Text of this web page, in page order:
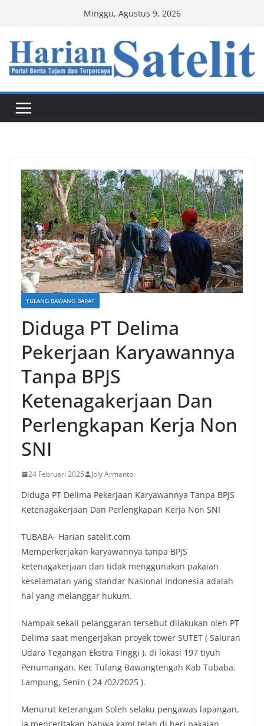
content
Minggu, Agustus 9, 2026
TULANG BAWANG BARAT
Diduga PT Delima
Pekerjaan Karyawannya
Tanpa BPJS
Ketenagakerjaan Dan
Perlengkapan Kerja Non
SNI
24 Februari 2025 Joly Armanto
Diduga PT Delima Pekerjaan Karyawannya Tanpa BPJS
Ketenagakerjaan Dan Perlengkapan Kerja Non SNI
TUBABA- Harian satelit.com
Memperkerjakan karyawannya tanpa BPJS
ketenagakerjaan dan tidak menggunakan pakaian
keselamatan yang standar Nasional Indonesia adalah
hal yang melanggar hukum.
Nampak sekali pelanggaran tersebut dilakukan oleh PT
Delima saat mengerjakan proyek tower SUTET ( Saluran
Udara Tegangan Ekstra Tinggi ), di lokasi 197 tiyuh
Penumangan. Kec Tulang Bawangtengah Kab Tubaba.
Lampung, Senin ( 24 /02/2025 ).
Menurut keterangan Soleh selaku pengawas lapangan,